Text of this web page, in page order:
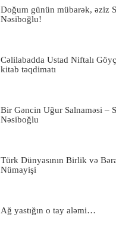
Doğum günün mübarək, əziz
Nəsiboğlu!
Cəlilabadda Ustad Niftalı
kitab təqdimatı
Bir Gəncin Uğur Salnaməsi –
Nəsiboğlu
Türk Dünyasının Birlik və
Nümayişi
Ağ yastığın o tay aləmi…